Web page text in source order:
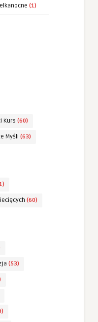
(1)
Kurs (60)
Myśli (63)
(60)
(53)